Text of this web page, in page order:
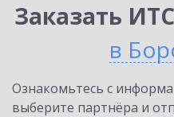
Заказать
в
Ознакомьтесь с
выберите партнёра и